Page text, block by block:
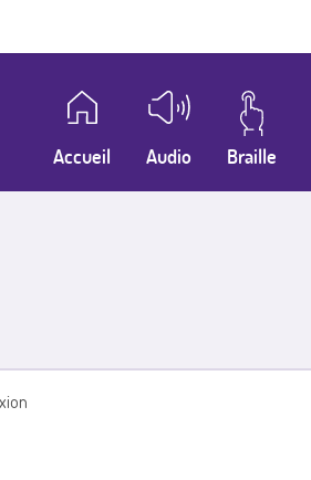
Accueil Audio Braille